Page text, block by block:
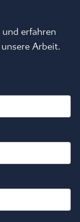
und erfahren
Arbeit.